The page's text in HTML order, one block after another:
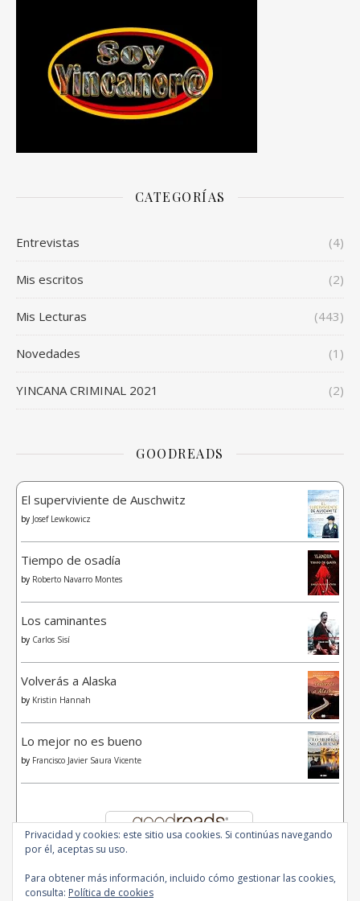
CATEGORÍAS
Entrevistas (4)
Mis escritos (2)
Mis Lecturas (443)
Novedades (1)
YINCANA CRIMINAL 2021 (2)
GOODREADS
El superviviente de Auschwitz
by Josef Lewkowicz
Tiempo de osadía
by Roberto Navarro Montes
Los caminantes
by Carlos Sisí
Volverás a Alaska
by Kristin Hannah
Lo mejor no es bueno
by Francisco Javier Saura Vicente
Privacidad y cookies: este sitio usa cookies. Si continúas navegando
por él, aceptas su uso.
Para obtener más información, incluido cómo gestionar las cookies,
consulta: Política de cookies